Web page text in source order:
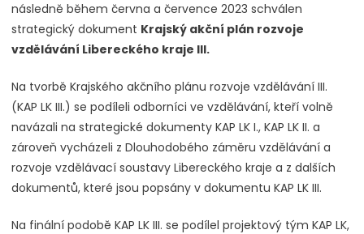
následně během června a července 2023 schválen
strategický dokument Krajský akční plán rozvoje
vzdělávání Libereckého kraje III.
Na tvorbě Krajského akčního plánu rozvoje vzdělávání III.
(KAP LK III.) se podíleli odborníci ve vzdělávání, kteří volně
navázali na strategické dokumenty KAP LK I., KAP LK II. a
zároveň vycházeli z Dlouhodobého záměru vzdělávání a
rozvoje vzdělávací soustavy Libereckého kraje a z dalších
dokumentů, které jsou popsány v dokumentu KAP LK III.
Na finální podobě KAP LK III. se podílel projektový tým KAP LK,